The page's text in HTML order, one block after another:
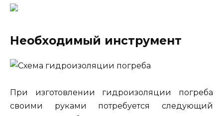
Необходимый инструмент
При изготовлении гидроизоляции погреба
своими руками потребуется следующий